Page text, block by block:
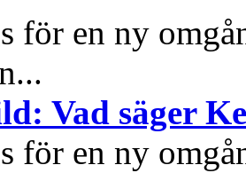
för en ny
Vad säger
för en ny